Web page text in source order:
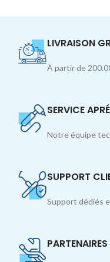
LIVRAISON
À partir de
SERVICE
Notre équipe
SUPPORT
Support dédiés